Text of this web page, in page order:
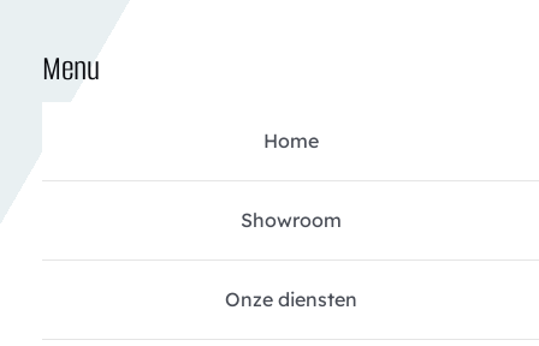
Menu
Home
Showroom
Onze diensten